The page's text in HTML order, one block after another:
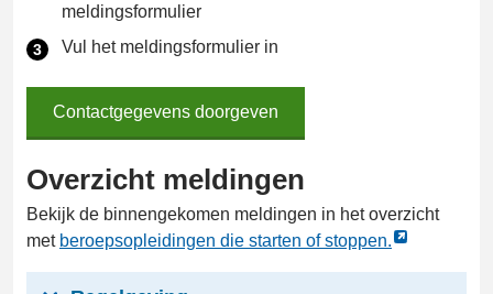
meldingsformulier
Vul het meldingsformulier in
Contactgegevens doorgeven
Contactgegevens
doorgeven
Overzicht meldingen
Bekijk de binnengekomen meldingen in het overzicht
met beroepsopleidingen die starten of stoppen.
Link